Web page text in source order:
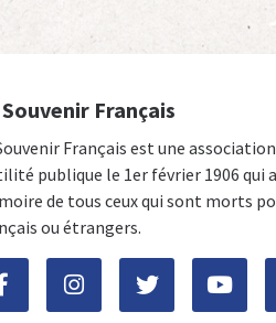
Français
Français est une
publique le 1er février 1906
de tous ceux qui sont morts
ou étrangers.